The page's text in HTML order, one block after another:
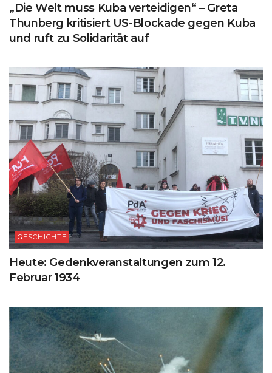
„Die Welt muss Kuba verteidigen“ – Greta
Thunberg kritisiert US-Blockade gegen Kuba
und ruft zu Solidarität auf
GESCHICHTE
Heute: Gedenkveranstaltungen zum 12.
Februar 1934